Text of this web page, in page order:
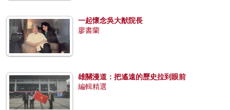
一起懷念吳大猷院長
廖書蘭
雄關漫道：把遙遠的歷史拉到眼前
編輯精選